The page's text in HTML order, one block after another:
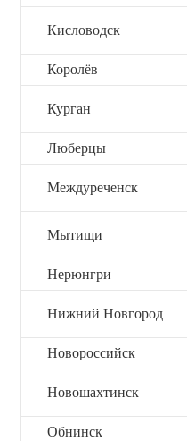
Кисловодск
Королёв
Курган
Люберцы
Междуреченск
Мытищи
Нерюнгри
Нижний Новгород
Новороссийск
Новошахтинск
Обнинск